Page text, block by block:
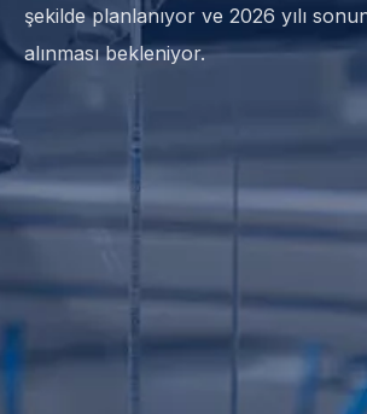
şekilde planlanıyor ve 2026 yılı
alınması bekleniyor.